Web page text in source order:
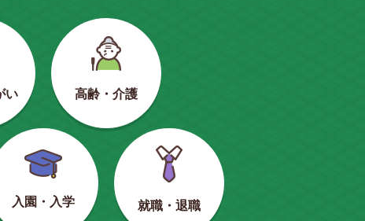
い 高齢・介護
入園・入学 就職・退職